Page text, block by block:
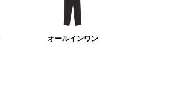
オールインワン